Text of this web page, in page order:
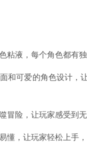
粘液，每个角色都有
和可爱的角色设计，
冒险，让玩家感受到
懂，让玩家轻松上手